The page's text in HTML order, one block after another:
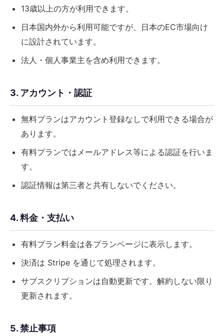
13歳以上の方が利用できます。
日本国内外から利用可能ですが、日本のEC市場向け
に設計されています。
法人・個人事業主を含め利用できます。
3. アカウント・認証
無料プランはアカウント登録なしで利用できる場合が
あります。
有料プランではメールアドレス等による認証を行いま
す。
認証情報は第三者と共有しないでください。
4. 料金・支払い
有料プラン料金は各プランページに表示します。
決済は Stripe を通じて処理されます。
サブスクリプションは自動更新です。解約しない限り
更新されます。
5. 禁止事項